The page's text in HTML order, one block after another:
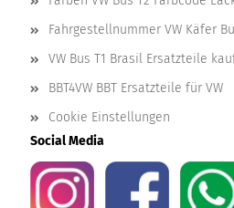
Fahrgestellnummer VW Käfer
VW Bus T1 Brasil Ersatzteile
BBT4VW BBT Ersatzteile für VW
Cookie Einstellungen
Social Media